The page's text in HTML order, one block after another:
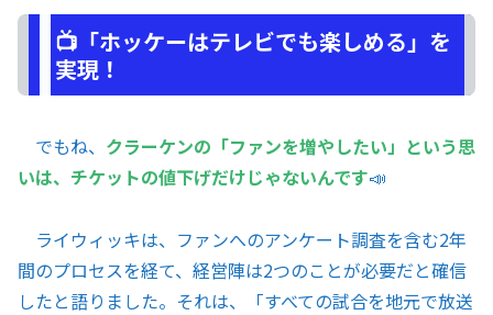
📺「ホッケーはテレビでも楽しめる」を
実現！
でもね、 クラーケンの「ファンを増やしたい」という思
いは、チケットの値下げだけじゃないんです📣
ライウィッキは、ファンへのアンケート調査を含む2年
間のプロセスを経て、経営陣は2つのことが必要だと確信
したと語りました。それは、「すべての試合を地元で放送